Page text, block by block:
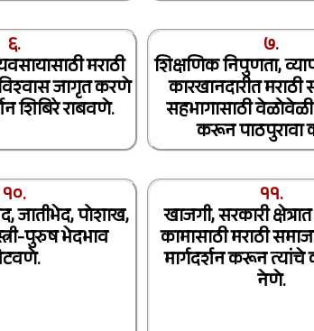
६.
मराठी
जागृत करणे
शिबिरे राबवणे.
७.
शिक्षणिक निपुणता,
कारखानदारीत मराठी
सहभागासाठी वेळोवेळी
करून पाठपुरावा
१०.
जातीभेद, पोशाख,
पुरुष भेदभाव
११.
खाजगी, सरकारी
कामासाठी मराठी
मार्गदर्शन करून त्यांचे
नेणे.